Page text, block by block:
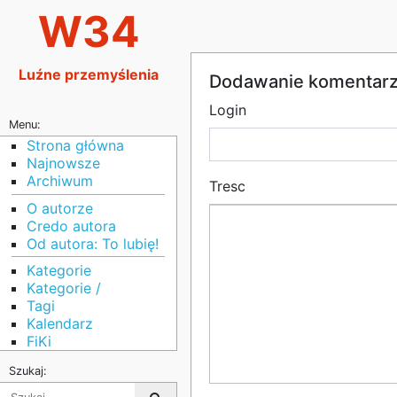
W34
Luźne przemyślenia
Menu:
Strona główna
Najnowsze
Archiwum
O autorze
Credo autora
Od autora: To lubię!
Kategorie
Kategorie /
Tagi
Kalendarz
FiKi
Szukaj:
Dodawanie
Login
Tresc